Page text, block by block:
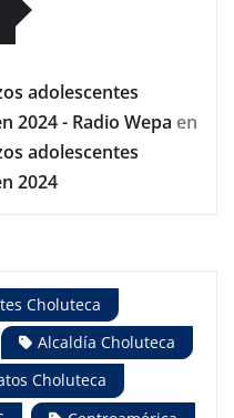
adolescentes
2024 - Radio Wepa en
adolescentes
2024
Choluteca
Alcaldía Choluteca
Choluteca